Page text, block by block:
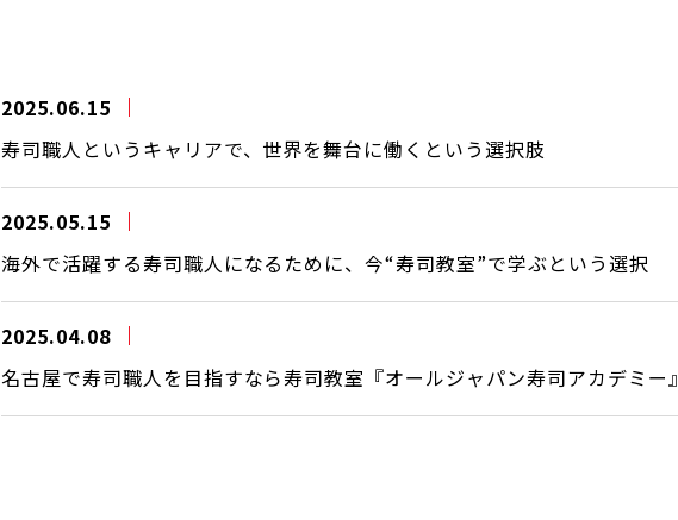
2025.06.15
寿司職人というキャリアで、世界を舞台に働くという選択肢
2025.05.15
海外で活躍する寿司職人になるために、今“寿司教室”で学ぶという選択
2025.04.08
名古屋で寿司職人を目指すなら寿司教室『オールジャパン寿司アカデミー』